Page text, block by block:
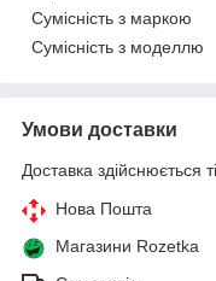
Сумісність з маркою
Сумісність з моделлю
Умови доставки
Доставка здійснюється
Нова Пошта
Магазини Rozetka